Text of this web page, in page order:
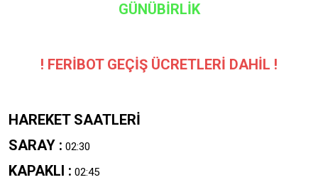
GÜNÜBİRLİK
! FERİBOT GEÇİŞ ÜCRETLERİ DAHİL !
HAREKET SAATLERİ
SARAY : 02:30
KAPAKLI : 02:45